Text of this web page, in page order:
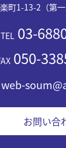
町1-13-2（第
TEL 03-
050-
web-
お問い合